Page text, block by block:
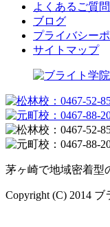
よくあるご質問
ブログ
プライバシー
サイトマップ
茅ヶ崎で地域密着型
Copyright (C) 2014